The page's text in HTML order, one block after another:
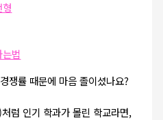
법
쟁률 때문에 마음 졸이셨나요?
럼 인기 학과가 몰린 학교라면,